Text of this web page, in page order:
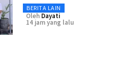
BERITA LAIN
Oleh Dayati
14 jam yang lalu